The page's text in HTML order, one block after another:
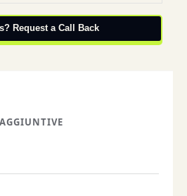
Request a Call Back